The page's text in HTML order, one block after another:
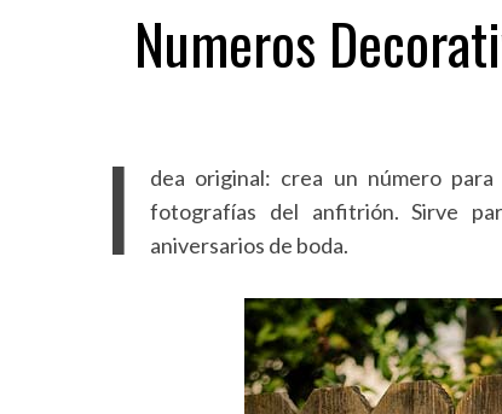
Numeros
I
dea original: crea un número
fotografías del anfitrión. Sirve
aniversarios de boda.